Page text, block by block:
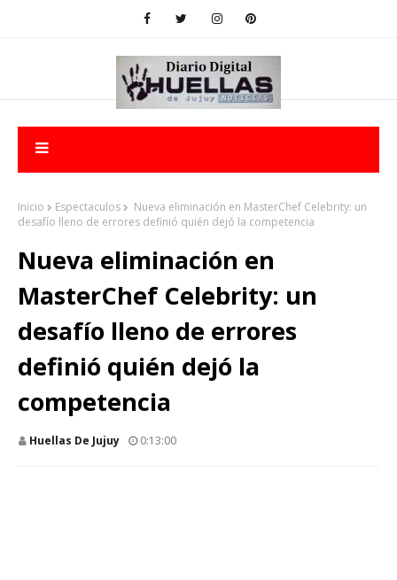
Inicio Espectaculos
Nueva eliminación en MasterChef Celebrity: un
desafío lleno de errores definió quién dejó la competencia
Nueva eliminación en
MasterChef Celebrity: un
desafío lleno de errores
definió quién dejó la
competencia
Huellas De Jujuy 0:13:00